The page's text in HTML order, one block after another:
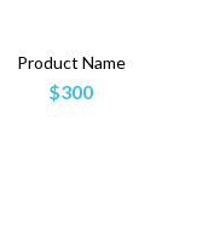
Product Name
$300